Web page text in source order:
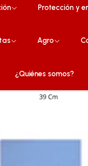
Protección y
Agro
¿Quiénes somos?